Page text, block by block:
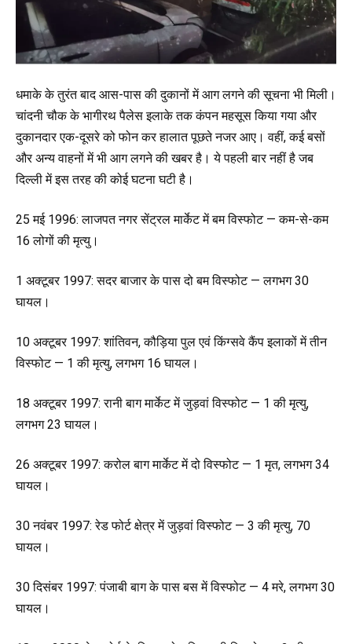
धमाके के तुरंत बाद आस-पास की दुकानों में आग लगने की सूचना भी मिली।
चांदनी चौक के भागीरथ पैलेस इलाके तक कंपन महसूस किया गया और
दुकानदार एक-दूसरे को फोन कर हालात पूछते नजर आए। वहीं, कई बसों
और अन्य वाहनों में भी आग लगने की खबर है। ये पहली बार नहीं है जब
दिल्ली में इस तरह की कोई घटना घटी है।
25 मई 1996: लाजपत नगर सेंट्रल मार्केट में बम विस्फोट — कम-से-कम
16 लोगों की मृत्यु।
1 अक्टूबर 1997: सदर बाजार के पास दो बम विस्फोट — लगभग 30
घायल।
10 अक्टूबर 1997: शांतिवन, कौड़िया पुल एवं किंग्सवे कैंप इलाकों में तीन
विस्फोट — 1 की मृत्यु, लगभग 16 घायल।
18 अक्टूबर 1997: रानी बाग मार्केट में जुड़वां विस्फोट — 1 की मृत्यु,
लगभग 23 घायल।
26 अक्टूबर 1997: करोल बाग मार्केट में दो विस्फोट — 1 मृत, लगभग 34
घायल।
30 नवंबर 1997: रेड फोर्ट क्षेत्र में जुड़वां विस्फोट — 3 की मृत्यु, 70
घायल।
30 दिसंबर 1997: पंजाबी बाग के पास बस में विस्फोट — 4 मरे, लगभग 30
घायल।